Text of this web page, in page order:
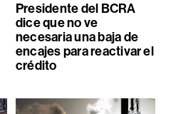
Presidente del BCRA
dice que no ve
necesaria una baja de
encajes para reactivar el
crédito